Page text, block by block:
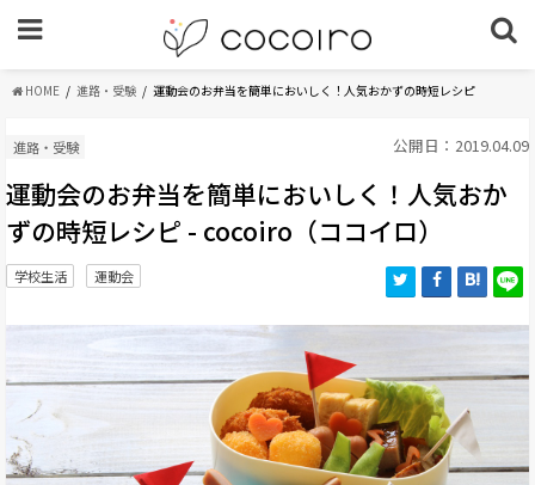
HOME 進路・受験 運動会のお弁当を簡単においしく！人気おかずの時短レシピ
進路・受験 公開日：2019.04.09
運動会のお弁当を簡単においしく！人気おか
ずの時短レシピ - cocoiro（ココイロ）
学校生活 運動会